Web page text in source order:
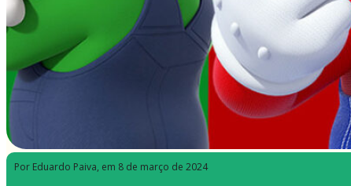
Por Eduardo Paiva, em 8 de março de 2024